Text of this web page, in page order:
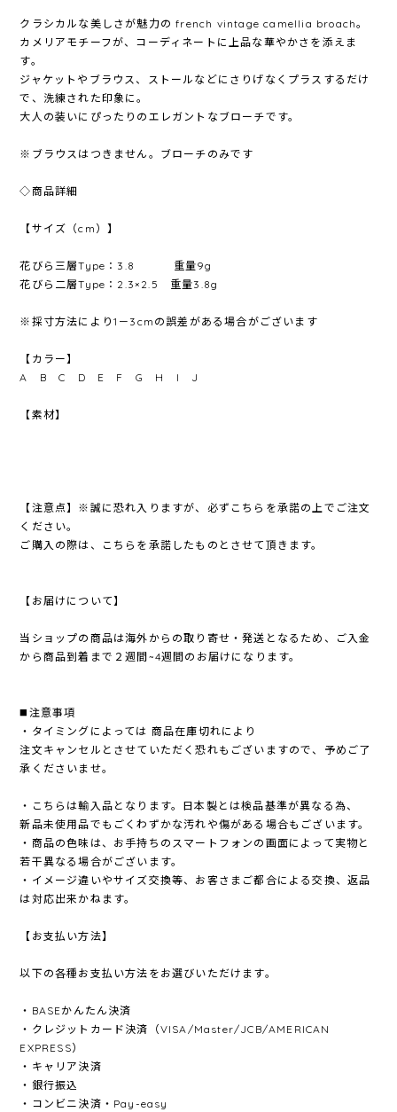
クラシカルな美しさが魅力の french vintage camellia broach。
カメリアモチーフが、コーディネートに上品な華やかさを添えま
す。
ジャケットやブラウス、ストールなどにさりげなくプラスするだけ
で、洗練された印象に。
大人の装いにぴったりのエレガントなブローチです。
※ブラウスはつきません。ブローチのみです
◇商品詳細
【サイズ（cm）】
花びら三層Type：3.8 重量9g
花びら二層Type：2.3×2.5 重量3.8g
※採寸方法により1－3cmの誤差がある場合がございます
【カラー】
A B C D E F G H I J
【素材】
【注意点】※誠に恐れ入りますが、必ずこちらを承諾の上でご注文
ください。
ご購入の際は、こちらを承諾したものとさせて頂きます。
【お届けについて】
当ショップの商品は海外からの取り寄せ・発送となるため、ご入金
から商品到着まで２週間~4週間のお届けになります。
◼️注意事項
・タイミングによっては 商品在庫切れにより
注文キャンセルとさせていただく恐れもございますので、予めご了
承くださいませ。
・こちらは輸入品となります。日本製とは検品基準が異なる為、
新品未使用品でもごくわずかな汚れや傷がある場合もございます。
・商品の色味は、お手持ちのスマートフォンの画面によって実物と
若干異なる場合がございます。
・イメージ違いやサイズ交換等、お客さまご都合による交換、返品
は対応出来かねます。
【お支払い方法】
以下の各種お支払い方法をお選びいただけます。
・BASEかんたん決済
・クレジットカード決済（VISA/Master/JCB/AMERICAN
EXPRESS）
・キャリア決済
・銀行振込
・コンビニ決済・Pay-easy